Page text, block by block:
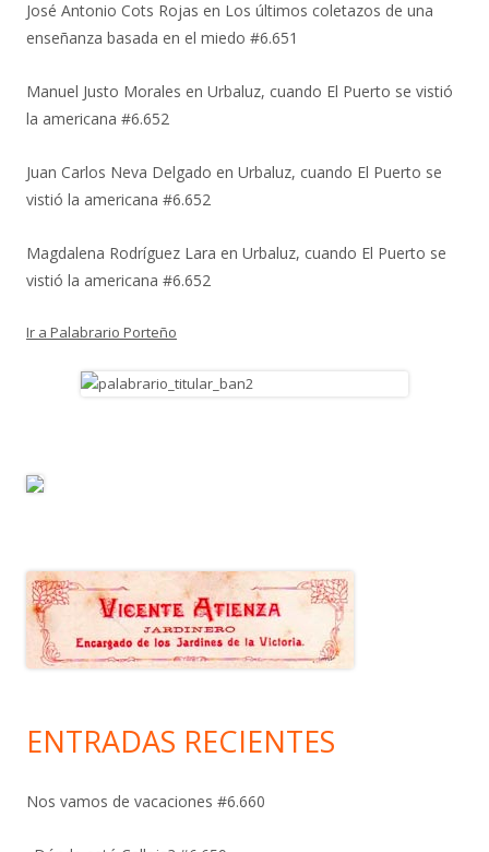
José Antonio Cots Rojas en Los últimos coletazos de una
enseñanza basada en el miedo #6.651
Manuel Justo Morales en Urbaluz, cuando El Puerto se vistió
la americana #6.652
Juan Carlos Neva Delgado en Urbaluz, cuando El Puerto se
vistió la americana #6.652
Magdalena Rodríguez Lara en Urbaluz, cuando El Puerto se
vistió la americana #6.652
Ir a Palabrario Porteño
ENTRADAS RECIENTES
Nos vamos de vacaciones #6.660